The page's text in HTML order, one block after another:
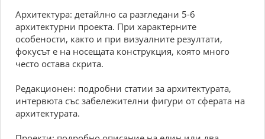
Архитектура: детайлно са разгледани 5-6
архитектурни проекта. При характерните
особености, както и при визуалните резултати,
фокусът е на носещата конструкция, която много
често остава скрита.
Редакционен: подробни статии за архитектурата,
интервюта със забележителни фигури от сферата на
архитектурата.